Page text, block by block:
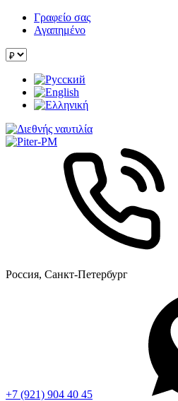
Γραφείο σας
Αγαπημένο
Россия, Санкт-Петербург
+7 (921) 904 40 45